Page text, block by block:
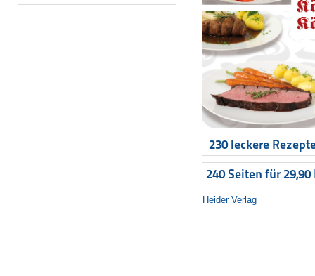
230 leckere
240 Seiten für
Heider Verlag